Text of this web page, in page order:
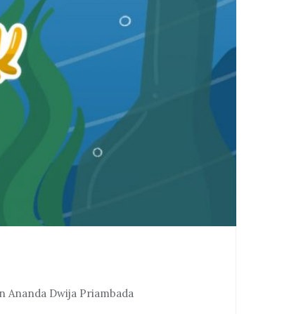
Ananda Dwija Priambada